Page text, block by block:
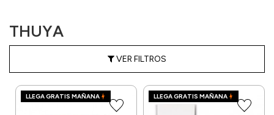
THUYA
VER FILTROS
LLEGA GRATIS MAÑANA LLEGA GRATIS MAÑANA